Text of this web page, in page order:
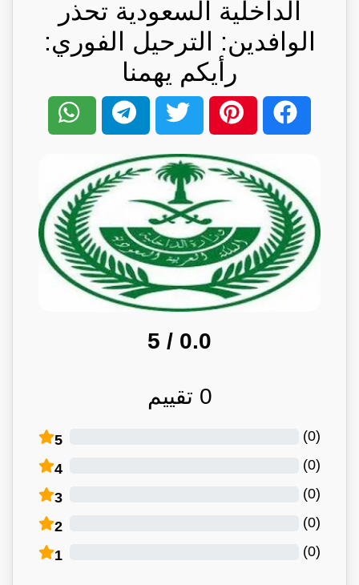
الداخلية السعودية تحذر
الوافدين: الترحيل الفوري:
رأيكم يهمنا
0.0
/ 5
0 تقييم
5 (
0
)
4 (
0
)
3 (
0
)
2 (
0
)
1 (
0
)